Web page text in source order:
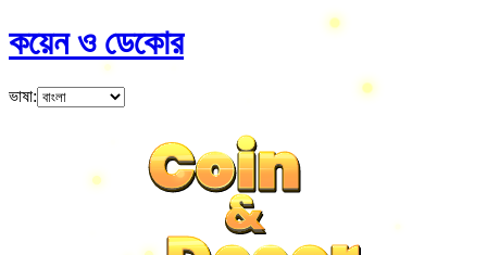
কয়েন ও ডেকোর
ভাষা:
Coin
&
Coin
&
Coin
&
Coin
&